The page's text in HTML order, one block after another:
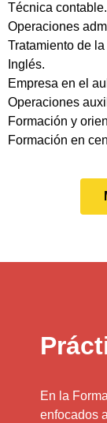
Técnica contable.
Operaciones
Tratamiento de
Inglés.
Empresa en el
Operaciones
Formación y
Formación en
En la
enfocados